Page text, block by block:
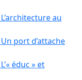
au
port d’attache
éduc » et